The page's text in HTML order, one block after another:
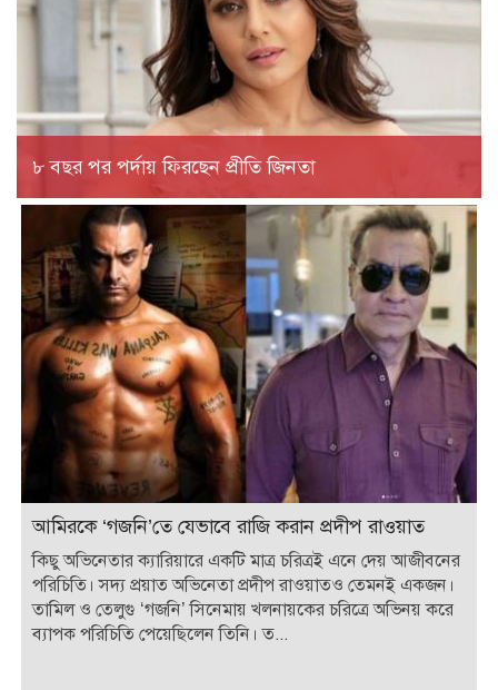
৮ বছর পর পর্দায় ফিরছেন প্রীতি জিনতা
আমিরকে ‘গজনি’তে যেভাবে রাজি করান প্রদীপ রাওয়াত
কিছু অভিনেতার ক্যারিয়ারে একটি মাত্র চরিত্রই এনে দেয় আজীবনের
পরিচিতি। সদ্য প্রয়াত অভিনেতা প্রদীপ রাওয়াতও তেমনই একজন।
তামিল ও তেলুগু ‘গজনি’ সিনেমায় খলনায়কের চরিত্রে অভিনয় করে
ব্যাপক পরিচিতি পেয়েছিলেন তিনি। ত...